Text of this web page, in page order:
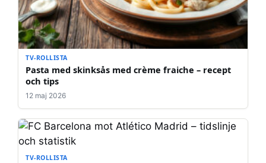
TV-ROLLISTA
Pasta med skinksås med crème fraiche – recept
och tips
12 maj 2026
TV-ROLLISTA